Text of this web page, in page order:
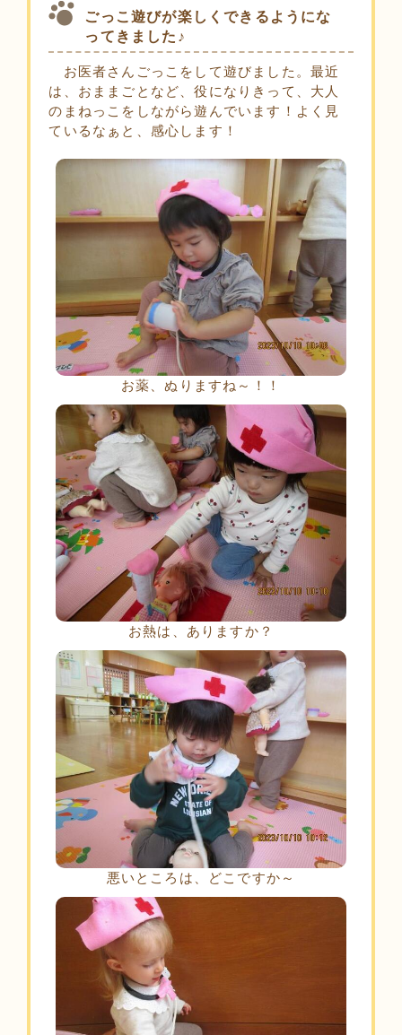
ごっこ遊びが楽しくできるようにな
ってきました♪
お医者さんごっこをして遊びました。最近
は、おままごとなど、役になりきって、大人
のまねっこをしながら遊んでいます！よく見
ているなぁと、感心します！
お薬、ぬりますね～！！
お熱は、ありますか？
悪いところは、どこですか～